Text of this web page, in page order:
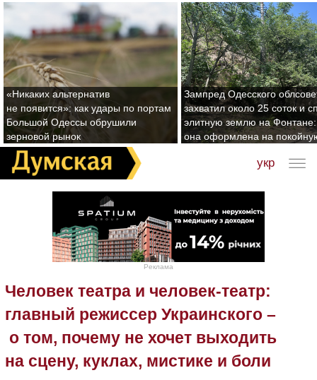
«Никаких альтернатив
не появится»: как удары по портам
Большой Одессы обрушили
зерновой рынок
Зампред Одесского
захватил около 25 соток и
элитную землю на Фонтане:
она оформлена на
укр
Реклама
Человек театра и человек-театр:
главный режиссер Украинского –
о том, почему не хочет выходить
на сцену, куклах, мистике и боли